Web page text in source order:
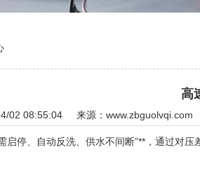
高
02 08:55:04 来源： www.zbguolvqi.com
停、自动反洗、供水不间断”**，通过对压